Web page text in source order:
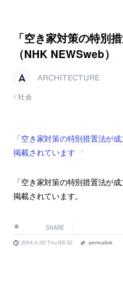
「空き家対策の特別
（NHK NEWSweb）
ARCHITECTURE
社会
「空き家対策の特別措置法が
掲載されています
「空き家対策の特別措置法が
掲載されています。
SHARE
2014.11.20 Thu 09:32 permalink